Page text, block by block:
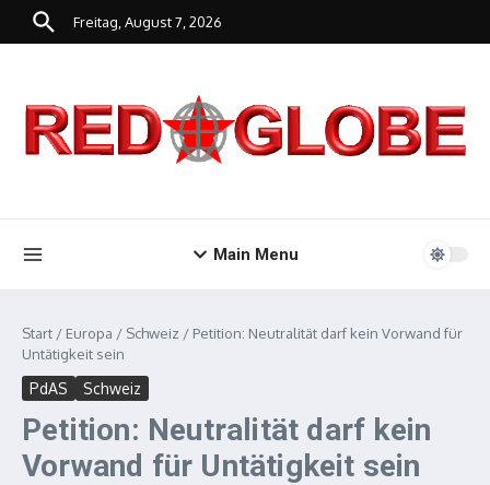
Zum Inhalt springen
Freitag, August 7, 2026
Main Menu
Start / Europa / Schweiz / Petition: Neutralität darf kein Vorwand für
Untätigkeit sein
PdAS Schweiz
Petition: Neutralität darf kein
Vorwand für Untätigkeit sein